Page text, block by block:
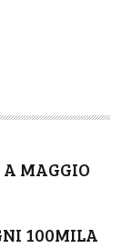
A MAGGIO
100MILA